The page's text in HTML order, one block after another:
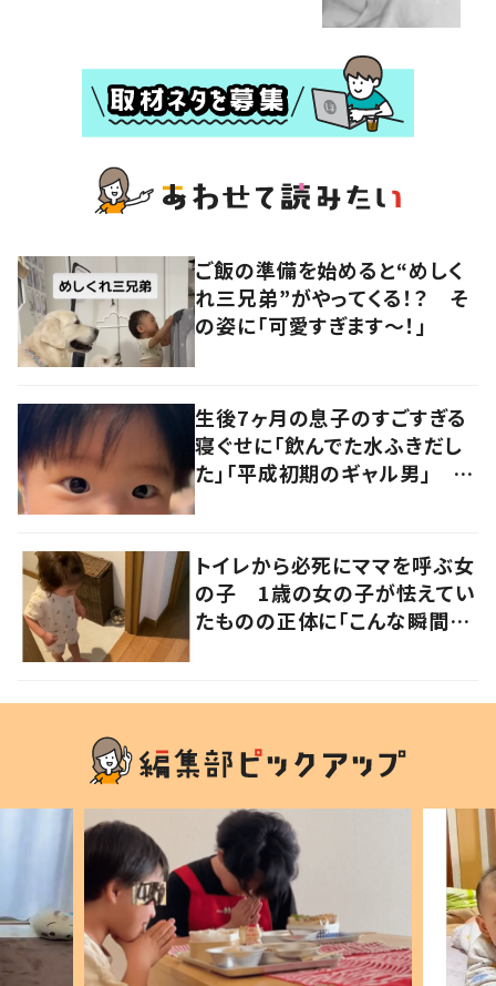
ご飯の準備を始めると“めしく
れ三兄弟”がやってくる！？ そ
の姿に「可愛すぎます〜！」
生後7ヶ月の息子のすごすぎる
寝ぐせに「飲んでた水ふきだし
た」「平成初期のギャル男」 実
トイレから必死にママを呼ぶ女
の子 1歳の女の子が怯えてい
たものの正体に「こんな瞬間